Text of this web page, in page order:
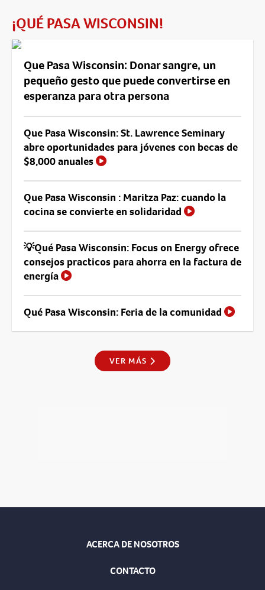
¡QUÉ PASA WISCONSIN!
Que Pasa Wisconsin: Donar sangre, un
pequeño gesto que puede convertirse en
esperanza para otra persona
Que Pasa Wisconsin: St. Lawrence Seminary
abre oportunidades para jóvenes con becas de
$8,000 anuales
Que Pasa Wisconsin : Maritza Paz: cuando la
cocina se convierte en solidaridad
💡Qué Pasa Wisconsin: Focus on Energy ofrece
consejos practicos para ahorra en la factura de
energía
Qué Pasa Wisconsin: Feria de la comunidad
VER MÁS
ACERCA DE NOSOTROS
CONTACTO